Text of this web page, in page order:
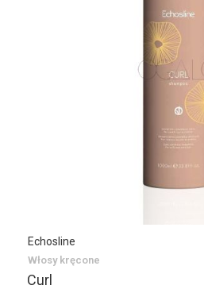
Echosline
Włosy kręcone
Curl